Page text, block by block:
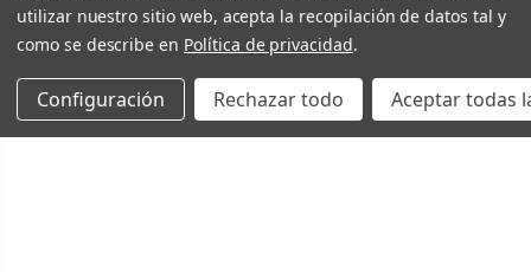
utilizar nuestro sitio web, acepta la recopilación de datos tal y
como se describe en Política de privacidad.
Configuración Rechazar todo Aceptar todas